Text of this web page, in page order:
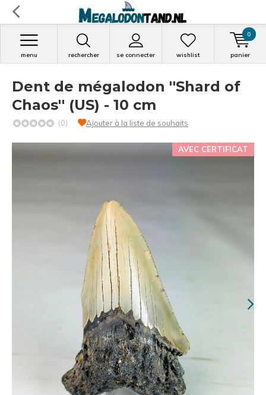
rechercher se connecter
menu wishlist panier
0
Dent de mégalodon ''Shard of
Chaos'' (US) - 10 cm
(0) Ajouter à la liste de souhaits
AVEC CERTIFICAT